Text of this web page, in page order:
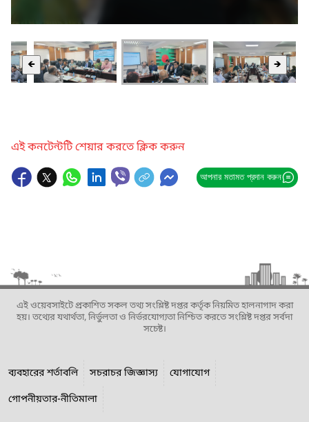
🡸 🡺
এই কনটেন্টটি শেয়ার করতে ক্লিক করুন
আপনার মতামত প্রদান করুন
এই ওয়েবসাইটে প্রকাশিত সকল তথ্য সংশ্লিষ্ট দপ্তর কর্তৃক নিয়মিত হালনাগাদ করা
হয়। তথ্যের যথার্থতা, নির্ভুলতা ও নির্ভরযোগ্যতা নিশ্চিত করতে সংশ্লিষ্ট দপ্তর সর্বদা
সচেষ্ট।
ব্যবহারের শর্তাবলি সচরাচর জিজ্ঞাস্য
যোগাযোগ
গোপনীয়তার-নীতিমালা